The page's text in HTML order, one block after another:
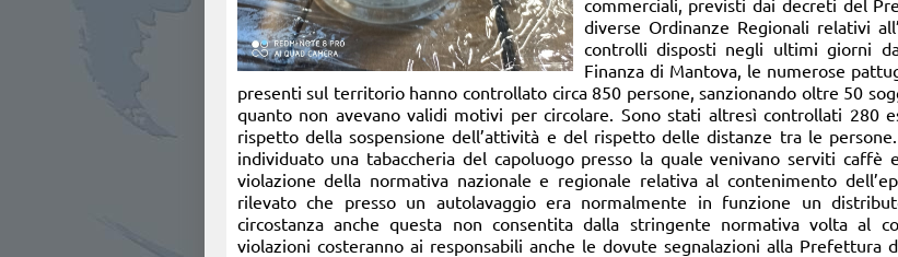
commerciali, previsti dai decreti del
diverse Ordinanze Regionali relativi
controlli disposti negli ultimi giorni
Finanza di Mantova, le numerose
presenti sul territorio hanno controllato circa 850 persone, sanzionando oltre 50
quanto non avevano validi motivi per circolare. Sono stati altresì controllati 280
rispetto della sospensione dell’attività e del rispetto delle distanze tra le
individuato una tabaccheria del capoluogo presso la quale venivano serviti
violazione della normativa nazionale e regionale relativa al contenimento
rilevato che presso un autolavaggio era normalmente in funzione un
circostanza anche questa non consentita dalla stringente normativa volta al
violazioni costeranno ai responsabili anche le dovute segnalazioni alla